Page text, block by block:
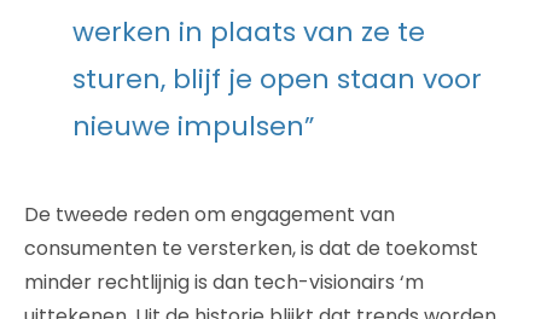
werken in plaats van ze te
sturen, blijf je open staan voor
nieuwe impulsen”
De tweede reden om engagement van
consumenten te versterken, is dat de toekomst
minder rechtlijnig is dan tech-visionairs ‘m